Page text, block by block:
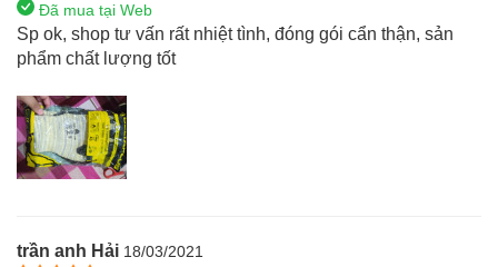
Đã mua tại Web
Sp ok, shop tư vấn rất nhiệt tình, đóng gói cẩn thận, sản
phẩm chất lượng tốt
trần anh Hải 18/03/2021